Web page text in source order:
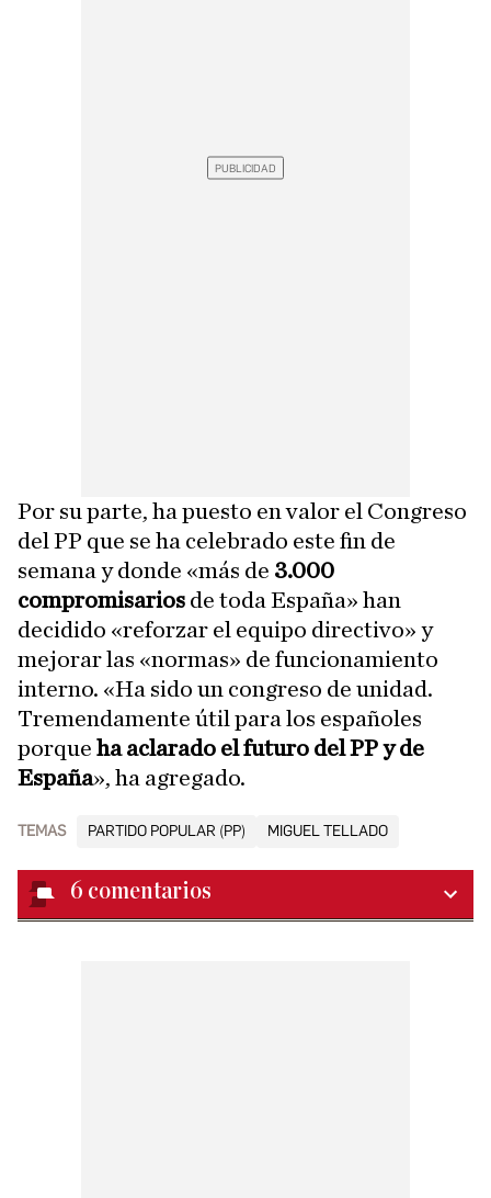
Por su parte, ha puesto en valor el Congreso
del PP que se ha celebrado este fin de
semana y donde «más de 3.000
compromisarios de toda España» han
decidido «reforzar el equipo directivo» y
mejorar las «normas» de funcionamiento
interno. «Ha sido un congreso de unidad.
Tremendamente útil para los españoles
porque ha aclarado el futuro del PP y de
España», ha agregado.
TEMAS PARTIDO POPULAR (PP) MIGUEL TELLADO
6 comentarios